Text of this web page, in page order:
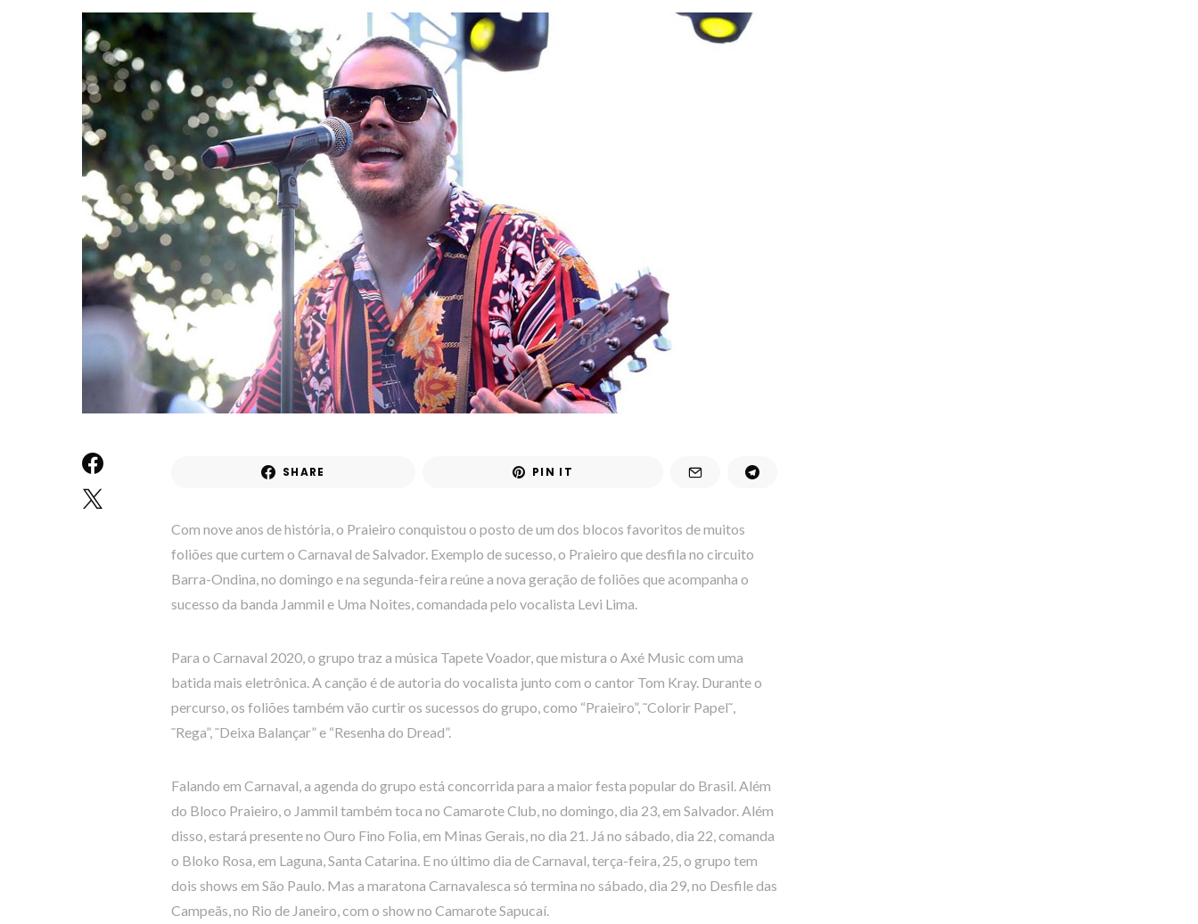
SHARE PIN IT
Com nove anos de história, o Praieiro conquistou o posto de um dos blocos favoritos de muitos
foliões que curtem o Carnaval de Salvador. Exemplo de sucesso, o Praieiro que desfila no circuito
Barra-Ondina, no domingo e na segunda-feira reúne a nova geração de foliões que acompanha o
sucesso da banda Jammil e Uma Noites, comandada pelo vocalista Levi Lima.
Para o Carnaval 2020, o grupo traz a música Tapete Voador, que mistura o Axé Music com uma
batida mais eletrônica. A canção é de autoria do vocalista junto com o cantor Tom Kray. Durante o
percurso, os foliões também vão curtir os sucessos do grupo, como “Praieiro”, ˜Colorir Papel˜,
˜Rega”, ˜Deixa Balançar” e “Resenha do Dread”.
Falando em Carnaval, a agenda do grupo está concorrida para a maior festa popular do Brasil. Além
do Bloco Praieiro, o Jammil também toca no Camarote Club, no domingo, dia 23, em Salvador. Além
disso, estará presente no Ouro Fino Folia, em Minas Gerais, no dia 21. Já no sábado, dia 22, comanda
o Bloko Rosa, em Laguna, Santa Catarina. E no último dia de Carnaval, terça-feira, 25, o grupo tem
dois shows em São Paulo. Mas a maratona Carnavalesca só termina no sábado, dia 29, no Desfile das
Campeãs, no Rio de Janeiro, com o show no Camarote Sapucaí.